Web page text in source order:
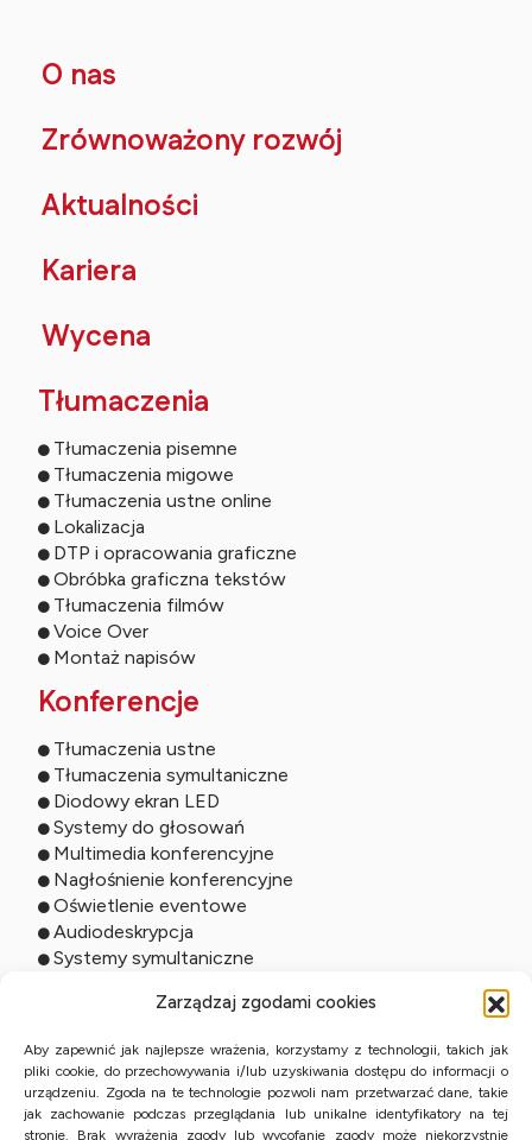
Zarządzaj zgodami cookies
Aby zapewnić jak najlepsze wrażenia, korzystamy z technologii, takich jak
pliki cookie, do przechowywania i/lub uzyskiwania dostępu do informacji o
urządzeniu. Zgoda na te technologie pozwoli nam przetwarzać dane, takie
jak zachowanie podczas przeglądania lub unikalne identyfikatory na tej
stronie. Brak wyrażenia zgody lub wycofanie zgody może niekorzystnie
O nas
Zrównoważony rozwój
Aktualności
Kariera
Wycena
Tłumaczenia
Tłumaczenia pisemne
Tłumaczenia migowe
Tłumaczenia ustne online
Lokalizacja
DTP i opracowania graficzne
Obróbka graficzna tekstów
Tłumaczenia filmów
Voice Over
Montaż napisów
Konferencje
Tłumaczenia ustne
Tłumaczenia symultaniczne
Diodowy ekran LED
Systemy do głosowań
Multimedia konferencyjne
Nagłośnienie konferencyjne
Oświetlenie eventowe
Audiodeskrypcja
Systemy symultaniczne
Usługi online
Tłumaczenia zdalne
Tłumaczenia ustne online
Studio online
Streaming wydarzeń